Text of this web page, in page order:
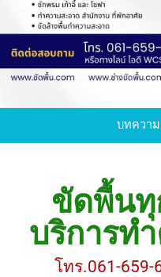
ขัดพื้นหิน
ขัดพื้นหินอ่อน โทร
บทควา
ขัดพื้นหิน
ขัดพื้นหินอ่อน โทร
บทควา
ขัดพื้น
บริการท
โทร.061-659-